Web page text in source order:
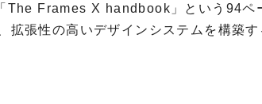
Frames X handbook」という94ペ
拡張性の高いデザインシステムを構築す